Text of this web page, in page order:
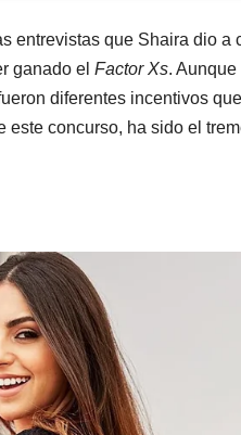
entrevistas que Shaira dio a
ganado el Factor Xs.
diferentes incentivos
este concurso, ha sido el